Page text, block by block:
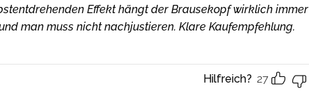
Effekt hängt der Brausekopf wirklich immer
man muss nicht nachjustieren. Klare Kaufempfehlung.
Hilfreich? 27